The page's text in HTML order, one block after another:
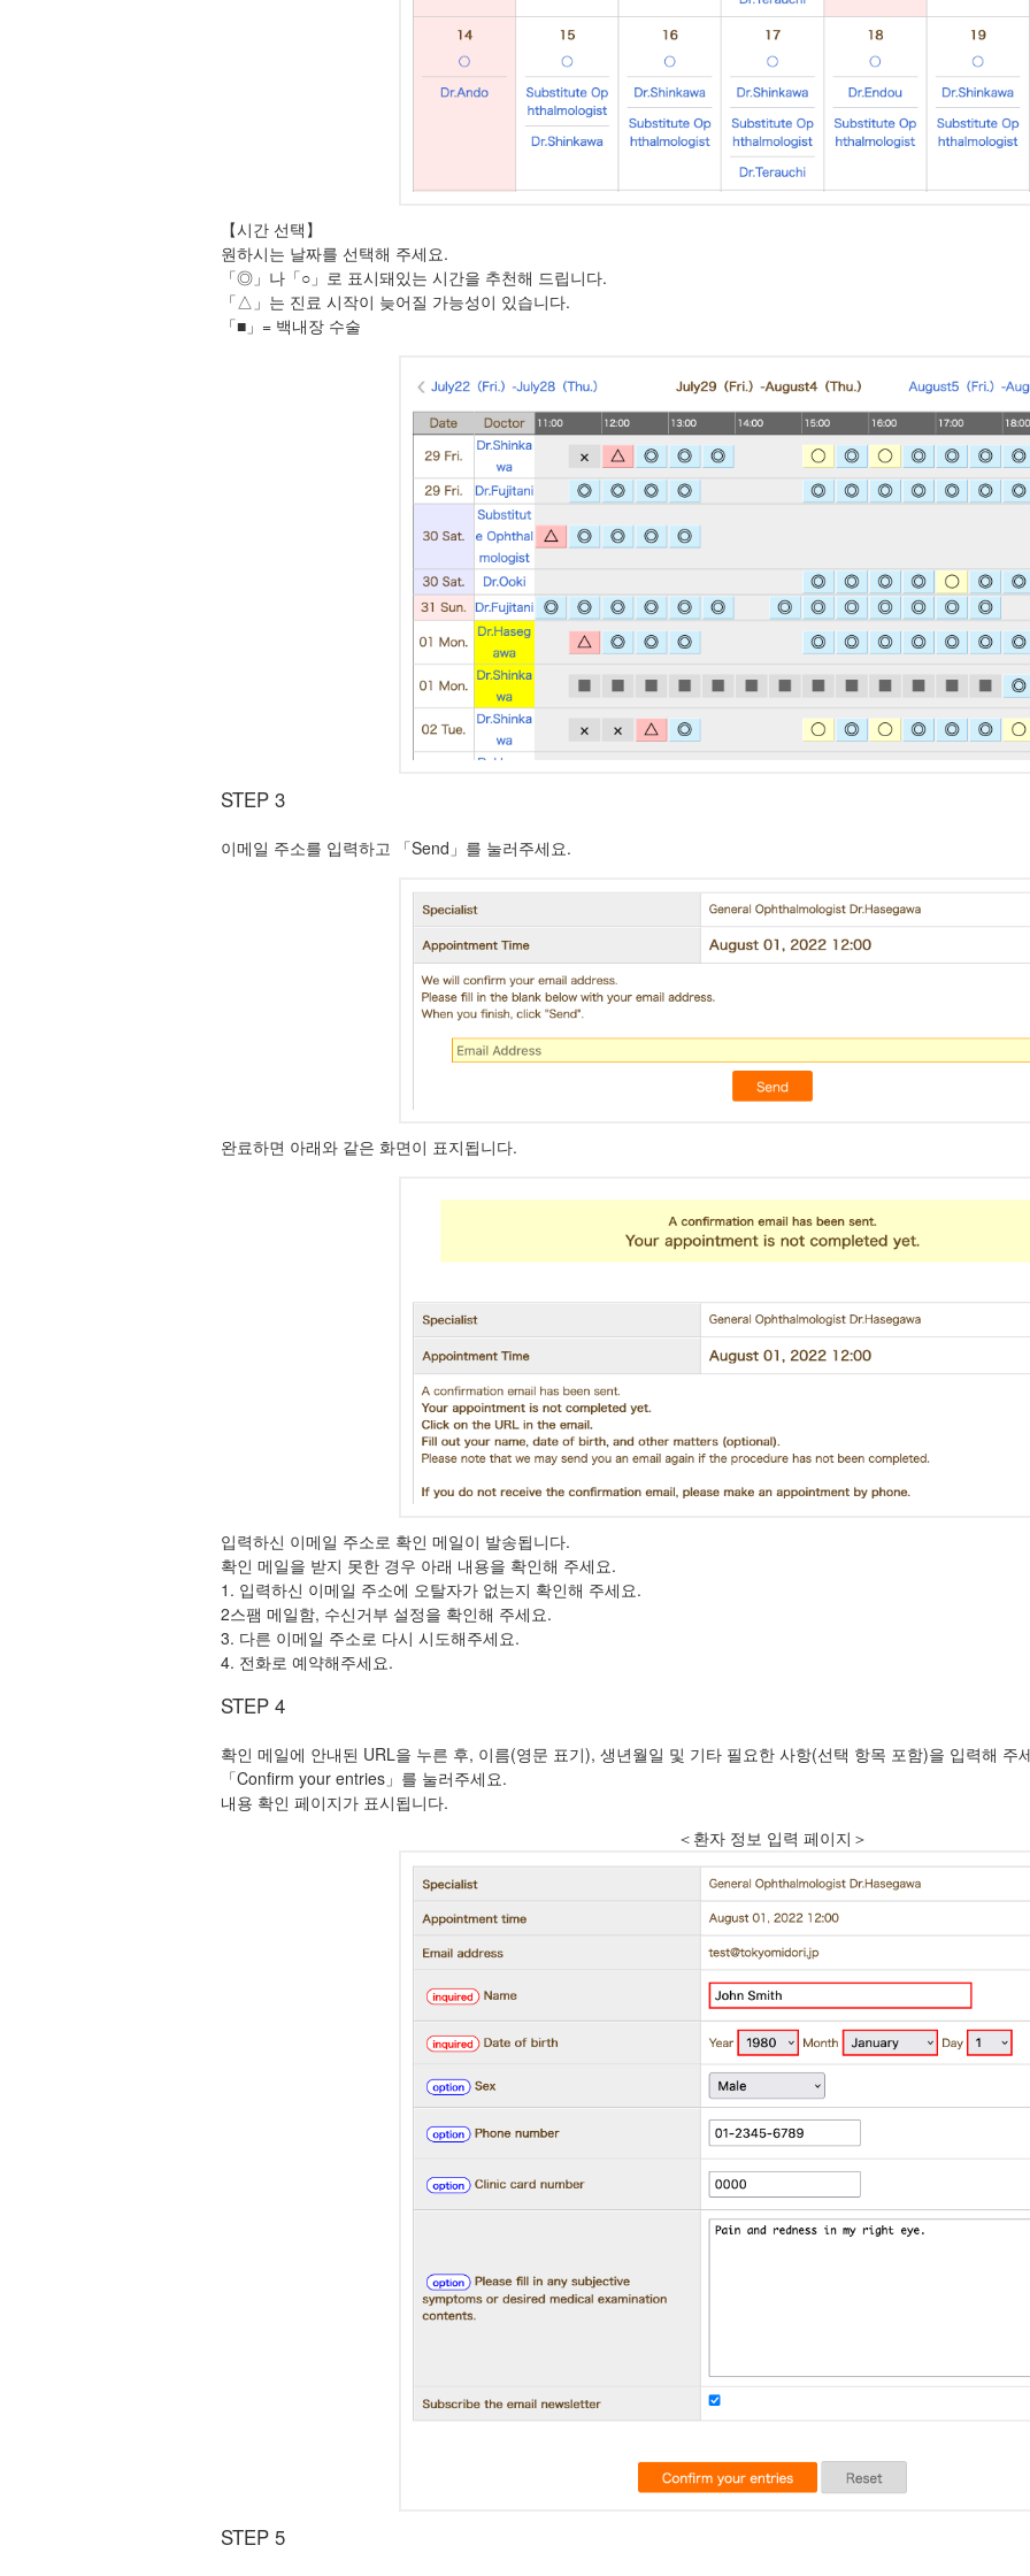
【시간 선택】
원하시는 날짜를 선택해 주세요.
「◎」나「○」로 표시돼있는 시간을 추천해 드립니다.
「△」는 진료 시작이 늦어질 가능성이 있습니다.
「■」= 백내장 수술
STEP 3
이메일 주소를 입력하고 「Send」를 눌러주세요.
완료하면 아래와 같은 화면이 표지됩니다.
입력하신 이메일 주소로 확인 메일이 발송됩니다.
확인 메일을 받지 못한 경우 아래 내용을 확인해 주세요.
1. 입력하신 이메일 주소에 오탈자가 없는지 확인해 주세요.
2스팸 메일함, 수신거부 설정을 확인해 주세요.
3. 다른 이메일 주소로 다시 시도해주세요.
4. 전화로 예약해주세요.
STEP 4
확인 메일에 안내된 URL을 누른 후, 이름(영문 표기), 생년월일 및 기타 필요한 사항(선택 항목 포함)을 입력해 주
「Confirm your entries」를 눌러주세요.
내용 확인 페이지가 표시됩니다.
＜환자 정보 입력 페이지＞
STEP 5